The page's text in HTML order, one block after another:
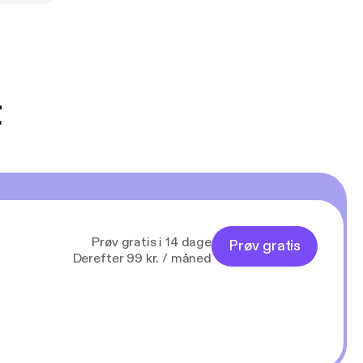
i denne
Prøv gratis i 14 dage
Derefter 99 kr. / måned
Prøv gratis